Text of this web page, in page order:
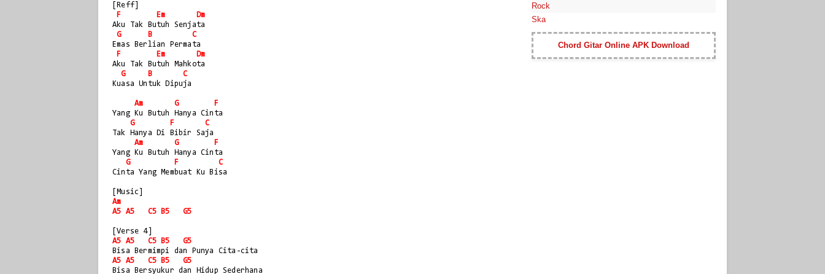
[Reff]
F
Em
Dm
Aku Tak Butuh Senjata
G
B
C
Emas Berlian Permata
F
Em
Dm
Aku Tak Butuh Mahkota
G
B
C
Kuasa Untuk Dipuja
Am G
F
Yang Ku Butuh Hanya Cinta
G
F
C
Tak Hanya Di Bibir Saja
Am
G
F
Yang Ku Butuh Hanya Cinta
G
F
C
Cinta Yang Membuat Ku Bisa
[Music]
Am
A5
A5 C5 B5 G5
[Verse 4]
A5
A5 C5 B5
G5
Bisa Bermimpi dan Punya Cita-cita
A5
A5 C5 B5
G5
Bisa Bersyukur dan Hidup Sederhana
Rock
Ska
Chord Gitar Online APK Download